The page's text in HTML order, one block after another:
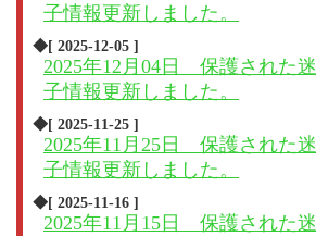
子情報更新しました。
◆[ 2025-12-05 ]
2025年12月04日 保護された迷
子情報更新しました。
◆[ 2025-11-25 ]
2025年11月25日 保護された迷
子情報更新しました。
◆[ 2025-11-16 ]
2025年11月15日 保護された迷